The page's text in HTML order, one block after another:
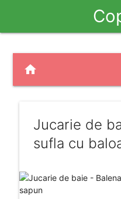
home
Jucarie de
sufla cu